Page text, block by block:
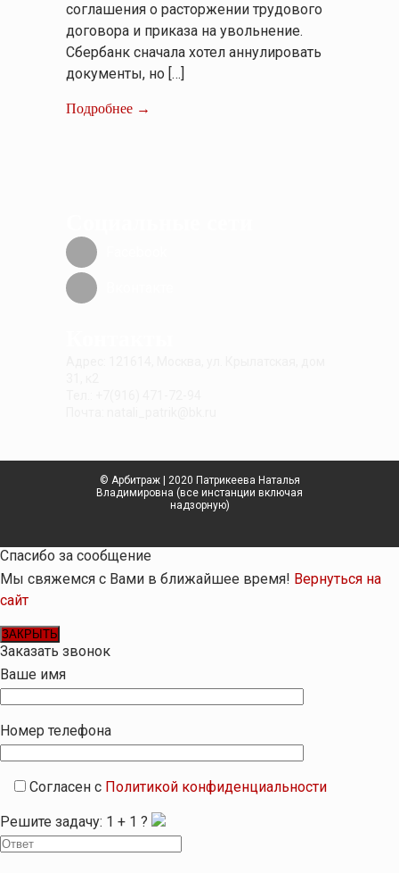
соглашения о расторжении трудового
договора и приказа на увольнение.
Сбербанк сначала хотел аннулировать
документы, но […]
Подробнее →
© Арбитраж | 2020 Патрикеева Наталья
Владимировна (все инстанции включая
надзорную)
Спасибо за сообщение
Мы свяжемся с Вами в ближайшее время! Вернуться на
сайт
ЗАКРЫТЬ
Заказать звонок
Ваше имя
Номер телефона
Согласен с Политикой конфиденциальности
Решите задачу: 1 + 1 ?